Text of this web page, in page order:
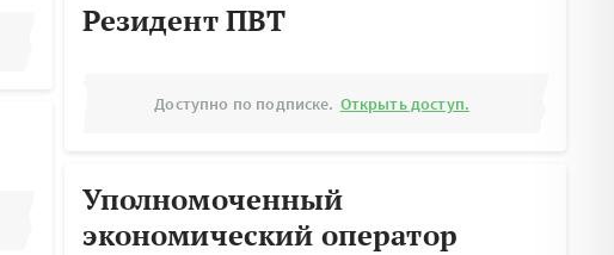
Резидент ПВТ
Доступно по подписке. Открыть доступ.
Уполномоченный
экономический оператор